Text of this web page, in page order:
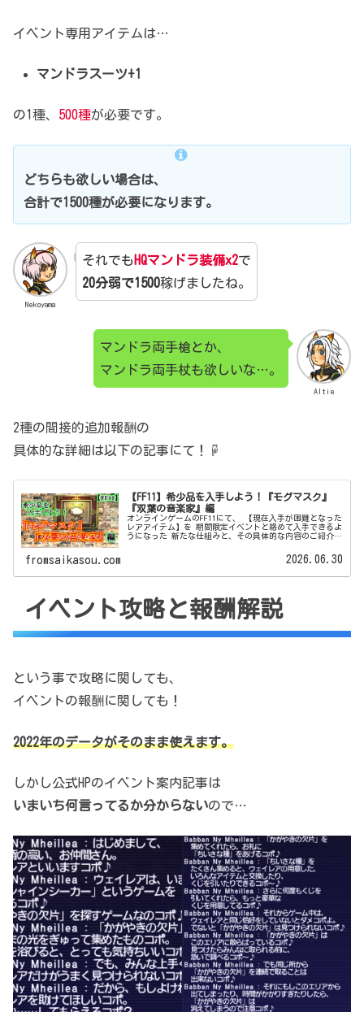
イベント専用アイテムは…
マンドラスーツ+1
の1種、 500種が必要です。
どちらも欲しい場合は、
合計で1500種が必要になります。
Nekoyama
それでも HQマンドラ装備x2で
20分弱で1500稼げましたね。
Altie
マンドラ両手槍とか、
マンドラ両手杖も欲しいな…。
2種の間接的追加報酬の
具体的な詳細は以下の記事にて！☟
【FF11】希少品を入手しよう！『モグマスク』
『双葉の音楽家』編
オンラインゲームのFF11にて、 【現在入手が困難となった
レアアイテム】を 期間限定イベントと絡めて入手できるよ
うになった 新たな仕組みと、その具体的な内容のご紹介で
fromsaikasou.com 2026.06.30
イベント攻略と報酬解説
という事で攻略に関しても、
イベントの報酬に関しても！
2022年のデータがそのまま使えます。
しかし公式HPのイベント案内記事は
いまいち何言ってるか分からないので…